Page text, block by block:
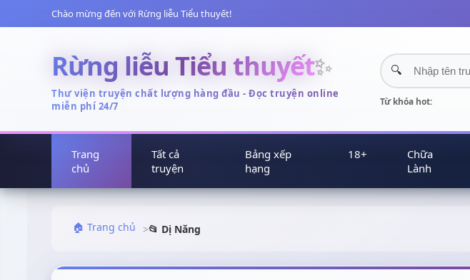
Chào mừng đến với Rừng liễu Tiểu thuyết!
Rừng liễu Tiểu thuyết✨
Thư viện truyện chất lượng hàng đầu - Đọc truyện online
miễn phí 24/7
Từ khóa hot:
Trang
chủ
Tất cả
truyện
Bảng xếp
hạng
18+
Chữa
Lành
🏠 Trang chủ >📂 Dị Năng